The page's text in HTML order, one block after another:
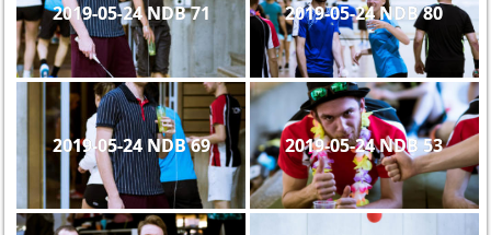
2019-05-24 NDB 71 2019-05-24 NDB 80
2019-05-24 NDB 69 2019-05-24 NDB 53